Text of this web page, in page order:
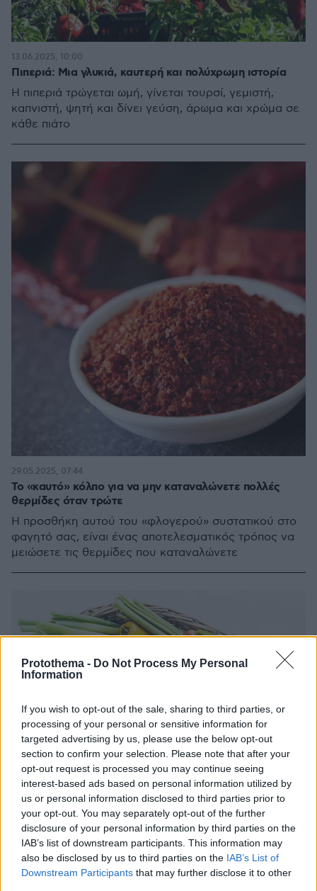
Protothema - Do Not Process My Personal
Information
If you wish to opt-out of the sale, sharing to third parties, or
processing of your personal or sensitive information for
targeted advertising by us, please use the below opt-out
section to confirm your selection. Please note that after your
opt-out request is processed you may continue seeing
interest-based ads based on personal information utilized by
us or personal information disclosed to third parties prior to
your opt-out. You may separately opt-out of the further
disclosure of your personal information by third parties on the
IAB’s list of downstream participants. This information may
also be disclosed by us to third parties on the IAB’s List of
Downstream Participants that may further disclose it to other
Πιπεριά: Μια γλυκιά, καυτερή και πολύχρωμη ιστορία
Η πιπεριά τρώγεται ωμή, γίνεται τουρσί, γεμιστή,
καπνιστή, ψητή και δίνει γεύση, άρωμα και χρώμα σε
κάθε πιάτο
13.06.2025, 10:00
Το «καυτό» κόλπο για να μην καταναλώνετε πολλές
θερμίδες όταν τρώτε
Η προσθήκη αυτού του «φλογερού» συστατικού στο
φαγητό σας, είναι ένας αποτελεσματικός τρόπος να
μειώσετε τις θερμίδες που καταναλώνετε
29.05.2025, 07:44